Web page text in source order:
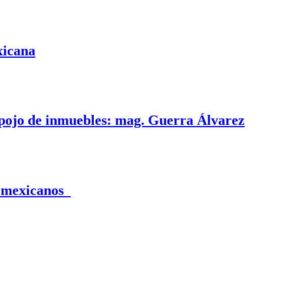
de inmuebles: mag. Guerra Álvarez